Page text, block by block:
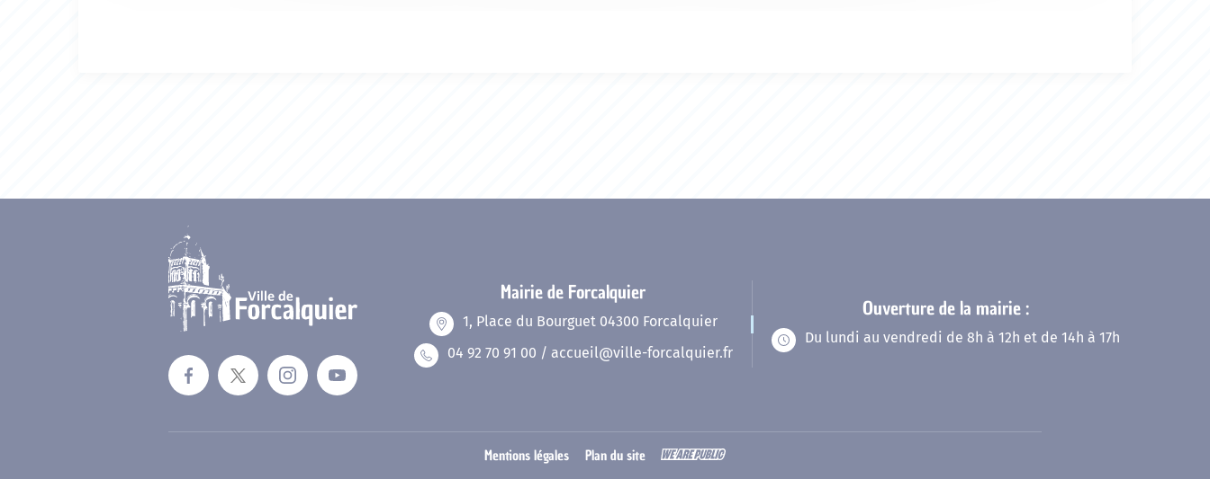
Mairie de Forcalquier
1, Place du Bourguet 04300 Forcalquier
04 92 70 91 00 / accueil@ville-forcalquier.fr
Ouverture de la mairie :
Du lundi au vendredi de 8h à 12h et de 14h à 17h
Mentions légales Plan du site